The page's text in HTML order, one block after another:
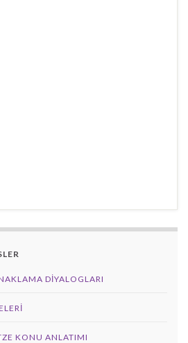
DIYALOGLARI
KONU ANLATIMI